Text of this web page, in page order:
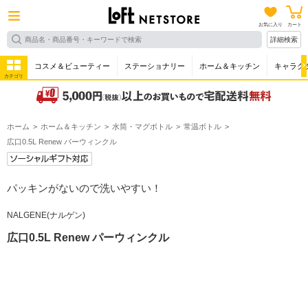
お気に入り カート
詳細検索
カテゴリ
コスメ＆ビューティー ステーショナリー ホーム＆キッチン キャラク
ホーム ホーム＆キッチン 水筒・マグボトル
常温ボトル
広口0.5L Renew パーウィンクル
パッキンがないので洗いやすい！
NALGENE(ナルゲン)
広口0.5L Renew パーウィンクル